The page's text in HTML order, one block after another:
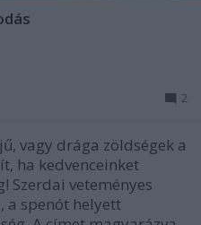
2
vagy drága zöldségek a
ha kedvenceinket
Szerdai veteményes
a spenót helyett